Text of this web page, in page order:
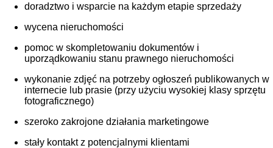
doradztwo i wsparcie na każdym etapie sprzedaży
wycena nieruchomości
pomoc w skompletowaniu dokumentów i
uporządkowaniu stanu prawnego nieruchomości
wykonanie zdjęć na potrzeby ogłoszeń publikowanych w
internecie lub prasie (przy użyciu wysokiej klasy sprzętu
fotograficznego)
szeroko zakrojone działania marketingowe
stały kontakt z potencjalnymi klientami